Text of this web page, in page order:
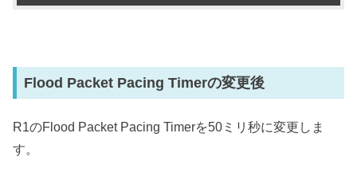
Flood Packet Pacing Timerの変更後
R1のFlood Packet Pacing Timerを50ミリ秒に変更しま
す。